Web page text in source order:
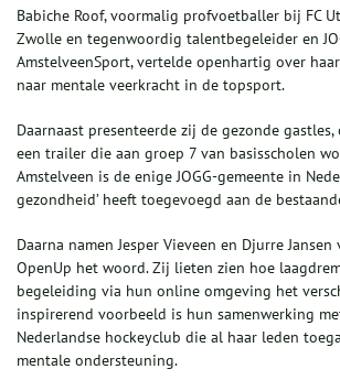
Babiche Roof, voormalig profvoetballer bij FC
Zwolle en tegenwoordig talentbegeleider en
AmstelveenSport, vertelde openhartig over
naar mentale veerkracht in de topsport.
Daarnaast presenteerde zij de gezonde
een trailer die aan groep 7 van basisscholen
Amstelveen is de enige JOGG-gemeente in
gezondheid’ heeft toegevoegd aan de
Daarna namen Jesper Vieveen en Djurre
OpenUp het woord. Zij lieten zien hoe
begeleiding via hun online omgeving het
inspirerend voorbeeld is hun samenwerking
Nederlandse hockeyclub die al haar leden
mentale ondersteuning.